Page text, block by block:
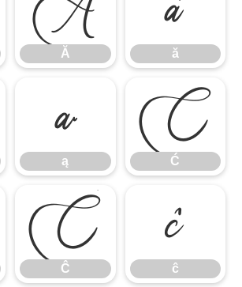
Ă ă
ą
ą
Ć
Ć
Ĉ
Ĉ
ĉ
ĉ